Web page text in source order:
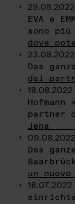
EVA e
sono
dove
Das
dei
18.08.2022
partner
Jena
Das
un
18.07.2022